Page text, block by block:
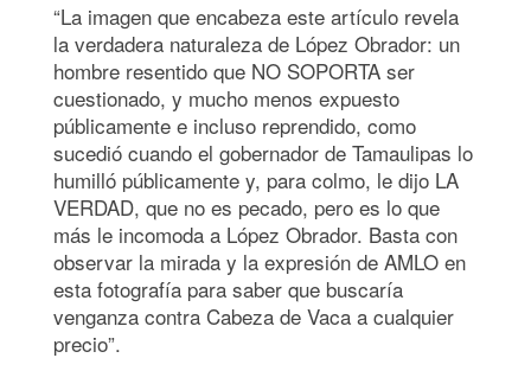
“La imagen que encabeza este artículo revela
la verdadera naturaleza de López Obrador: un
hombre resentido que NO SOPORTA ser
cuestionado, y mucho menos expuesto
públicamente e incluso reprendido, como
sucedió cuando el gobernador de Tamaulipas lo
humilló públicamente y, para colmo, le dijo LA
VERDAD, que no es pecado, pero es lo que
más le incomoda a López Obrador. Basta con
observar la mirada y la expresión de AMLO en
esta fotografía para saber que buscaría
venganza contra Cabeza de Vaca a cualquier
precio”.